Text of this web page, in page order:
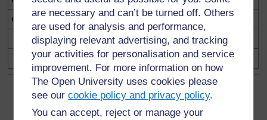
are necessary and can’t be turned off. Others
are used for analysis and performance,
displaying relevant advertising, and tracking
your activities for personalisation and service
improvement. For more information on how
The Open University uses cookies please
see ourcookie policy and privacy policy.
You can accept, reject or manage your
création d’ensembles
Précédent
Précédent